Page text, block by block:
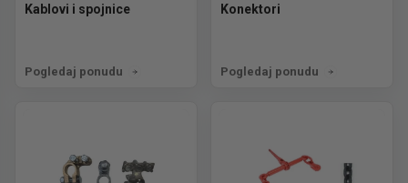
Kablovi i spojnice
Pogledaj ponudu
Konektori
Pogledaj ponudu